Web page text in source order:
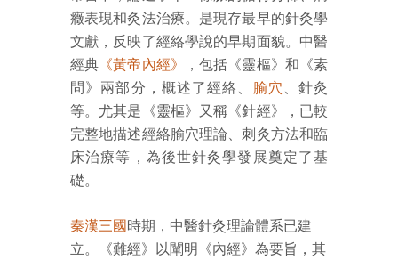
癥表現和灸法治療。是現存最早的針灸學
文獻，反映了經絡學說的早期面貌。中醫
經典 《黃帝內經》
，包括《靈樞》和《素
問》兩部分，概述了經絡、 腧穴、針灸
等。尤其是《靈樞》又稱《針經》，已較
完整地描述經絡腧穴理論、刺灸方法和臨
床治療等，為後世針灸學發展奠定了基
礎。
秦漢三國時期，中醫針灸理論體系已建
立。《難經》以闡明《內經》為要旨，其